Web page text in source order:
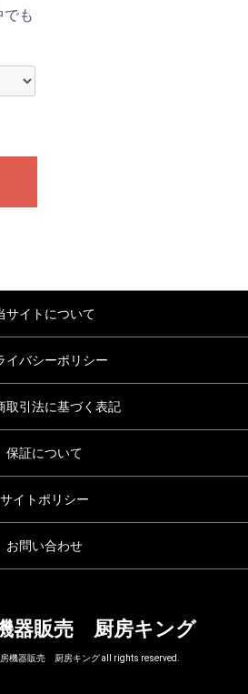
も
サイトについて
イバシーポリシー
取引法に基づく表記
保証について
サイトポリシー
お問い合わせ
器販売 厨房キング
機器販売 厨房キング all rights reserved.